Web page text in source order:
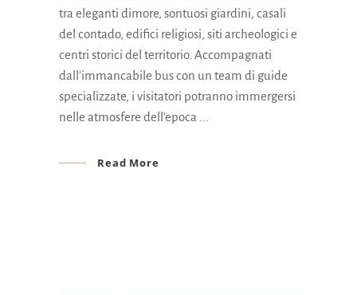
tra eleganti dimore, sontuosi giardini, casali
del contado, edifici religiosi, siti archeologici e
centri storici del territorio. Accompagnati
dall’immancabile bus con un team di guide
specializzate, i visitatori potranno immergersi
nelle atmosfere dell’epoca
Read More